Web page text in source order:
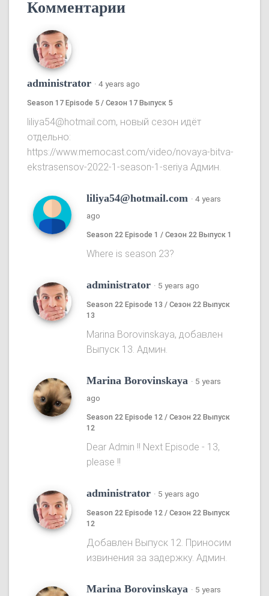
Комментарии
administrator · 4 years ago
Season 17 Episode 5 / Сезон 17 Выпуск 5
liliya54@hotmail.com, новый сезон идёт
отдельно:
https://www.memocast.com/video/novaya-bitva-
ekstrasensov-2022-1-season-1-seriya Админ.
liliya54@hotmail.com · 4 years
ago
Season 22 Episode 1 / Сезон 22 Выпуск 1
Where is season 23?
administrator · 5 years ago
Season 22 Episode 13 / Сезон 22 Выпуск
13
Marina Borovinskaya, добавлен
Выпуск 13. Админ.
Marina Borovinskaya · 5 years
ago
Season 22 Episode 12 / Сезон 22 Выпуск
12
Dear Admin !! Next Episode - 13,
please !!
administrator · 5 years ago
Season 22 Episode 12 / Сезон 22 Выпуск
12
Добавлен Выпуск 12. Приносим
извинения за задержку. Админ.
Marina Borovinskaya · 5 years